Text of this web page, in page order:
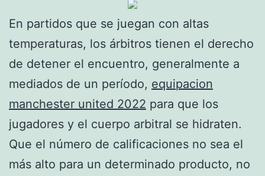
En partidos que se juegan con altas
temperaturas, los árbitros tienen el derecho
de detener el encuentro, generalmente a
mediados de un período, equipacion
manchester united 2022 para que los
jugadores y el cuerpo arbitral se hidraten.
Que el número de calificaciones no sea el
más alto para un determinado producto, no